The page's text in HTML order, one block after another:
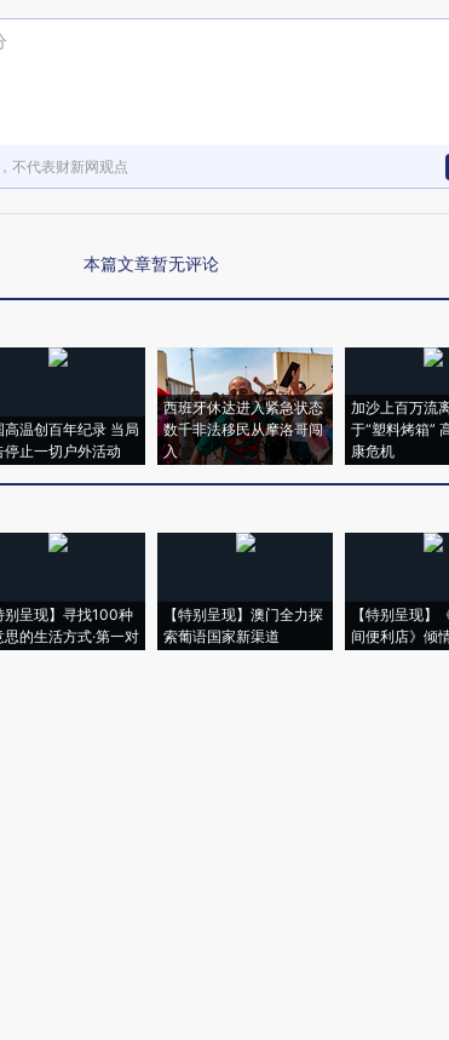
不代表财新网观点
本篇文章暂无评论
高温创百年纪录 当局
停止一切户外活动
西班牙休达进入紧急状态
数千非法移民从摩洛哥闯
入
加沙上百万流
于“塑料烤箱”
康危机
别呈现】寻找100种
思的生活方式·第一对
【特别呈现】澳门全力探
索葡语国家新渠道
【特别呈现】
间便利店》倾